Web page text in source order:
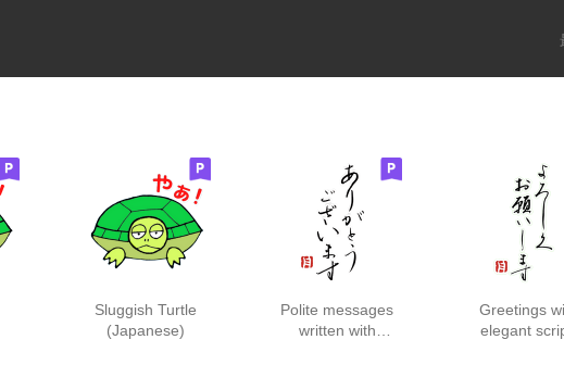
Sluggish Turtle
(Japanese)
Polite messages
written with
Greetings
elegant